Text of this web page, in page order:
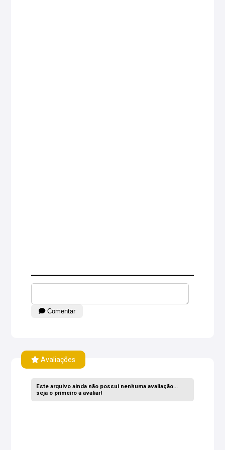
Comentar
Avaliações
Este arquivo ainda não possui nenhuma avaliação...
seja o primeiro a avaliar!